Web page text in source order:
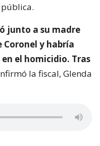
junto a su madre
Coronel y habría
el homicidio. Tras
la fiscal, Glenda